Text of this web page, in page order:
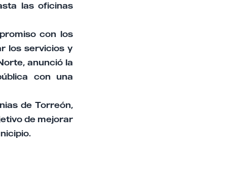
las oficinas
con los
los servicios y
anunció la
con una
de Torreón,
de mejorar